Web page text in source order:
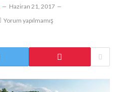
Haziran 21, 2017
Yorum yapılmamış